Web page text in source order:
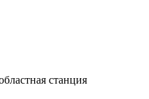
станция